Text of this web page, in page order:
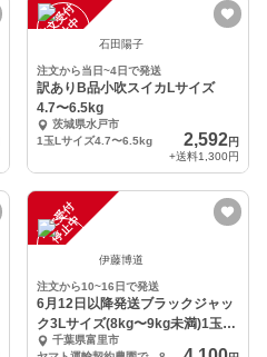
注
文
受
付
停
止
中 石田陽子
注文から当日~4日で発送
訳ありB品小吹スイカLサイズ
4.7〜6.5kg
茨城県水戸市
1玉Lサイズ4.7〜6.5kg
2,592円
+送料1,300円
注
文
受
付
停
止
中
伊藤博道
注文から10~16日で発送
6月12日以降発送ブラックジャッ
ク3Lサイズ(8kg〜9kg未満)1玉入
り。千葉県富里市